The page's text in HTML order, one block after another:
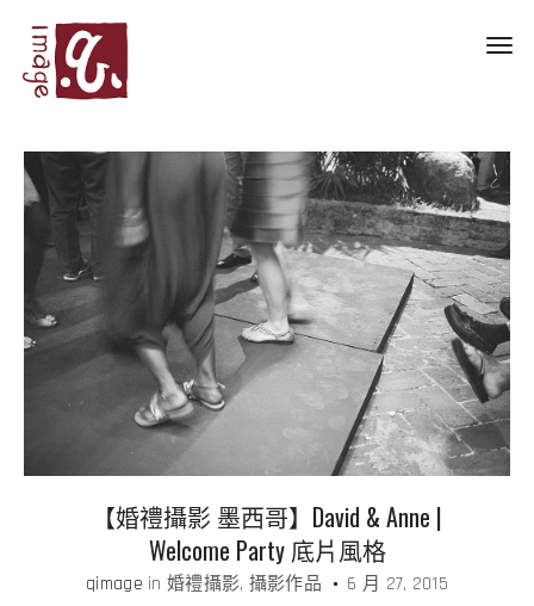
【婚禮攝影 墨西哥】David & Anne |
Welcome Party 底片風格
qimage in婚禮攝影 攝影作品 6 月 27, 2015